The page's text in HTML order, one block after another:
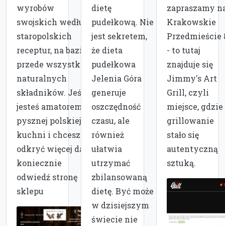
wyrobów
swojskich według
staropolskich
receptur, na bazie
przede wszystkim
naturalnych
składników. Jeśli
jesteś amatorem
pysznej polskiej
kuchni i chcesz
odkryć więcej dań
koniecznie
odwiedź stronę
sklepu
dietę
pudełkową. Nie
jest sekretem,
że dieta
pudełkowa
Jelenia Góra
generuje
oszczędność
czasu, ale
również
ułatwia
utrzymać
zbilansowaną
dietę. Być może
w dzisiejszym
świecie nie
zapraszamy
Krakowskie
Przedmieście
- to tutaj
znajduje się
Jimmy's Art
Grill, czyli
miejsce, gdzie
grillowanie
stało się
autentyczną
sztuką.